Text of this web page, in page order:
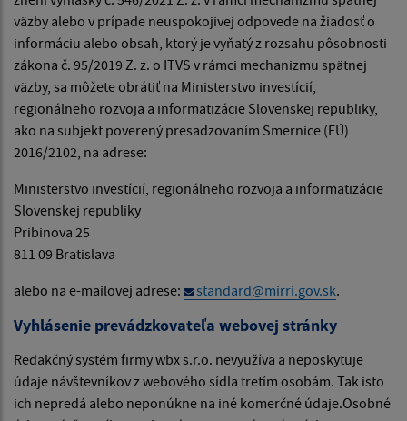
väzby alebo v prípade neuspokojivej odpovede na žiadosť o
informáciu alebo obsah, ktorý je vyňatý z rozsahu pôsobnosti
zákona č. 95/2019 Z. z. o ITVS v rámci mechanizmu spätnej
väzby, sa môžete obrátiť na Ministerstvo investícií,
regionálneho rozvoja a informatizácie Slovenskej republiky,
ako na subjekt poverený presadzovaním Smernice (EÚ)
2016/2102, na adrese:
Ministerstvo investícií, regionálneho rozvoja a informatizácie
Slovenskej republiky
Pribinova 25
811 09 Bratislava
alebo na e-mailovej adrese:
standard@mirri.gov.sk.
Vyhlásenie prevádzkovateľa webovej stránky
Redakčný systém firmy wbx s.r.o. nevyužíva a neposkytuje
údaje návštevníkov z webového sídla tretím osobám. Tak isto
ich nepredá alebo neponúkne na iné komerčné údaje.Osobné